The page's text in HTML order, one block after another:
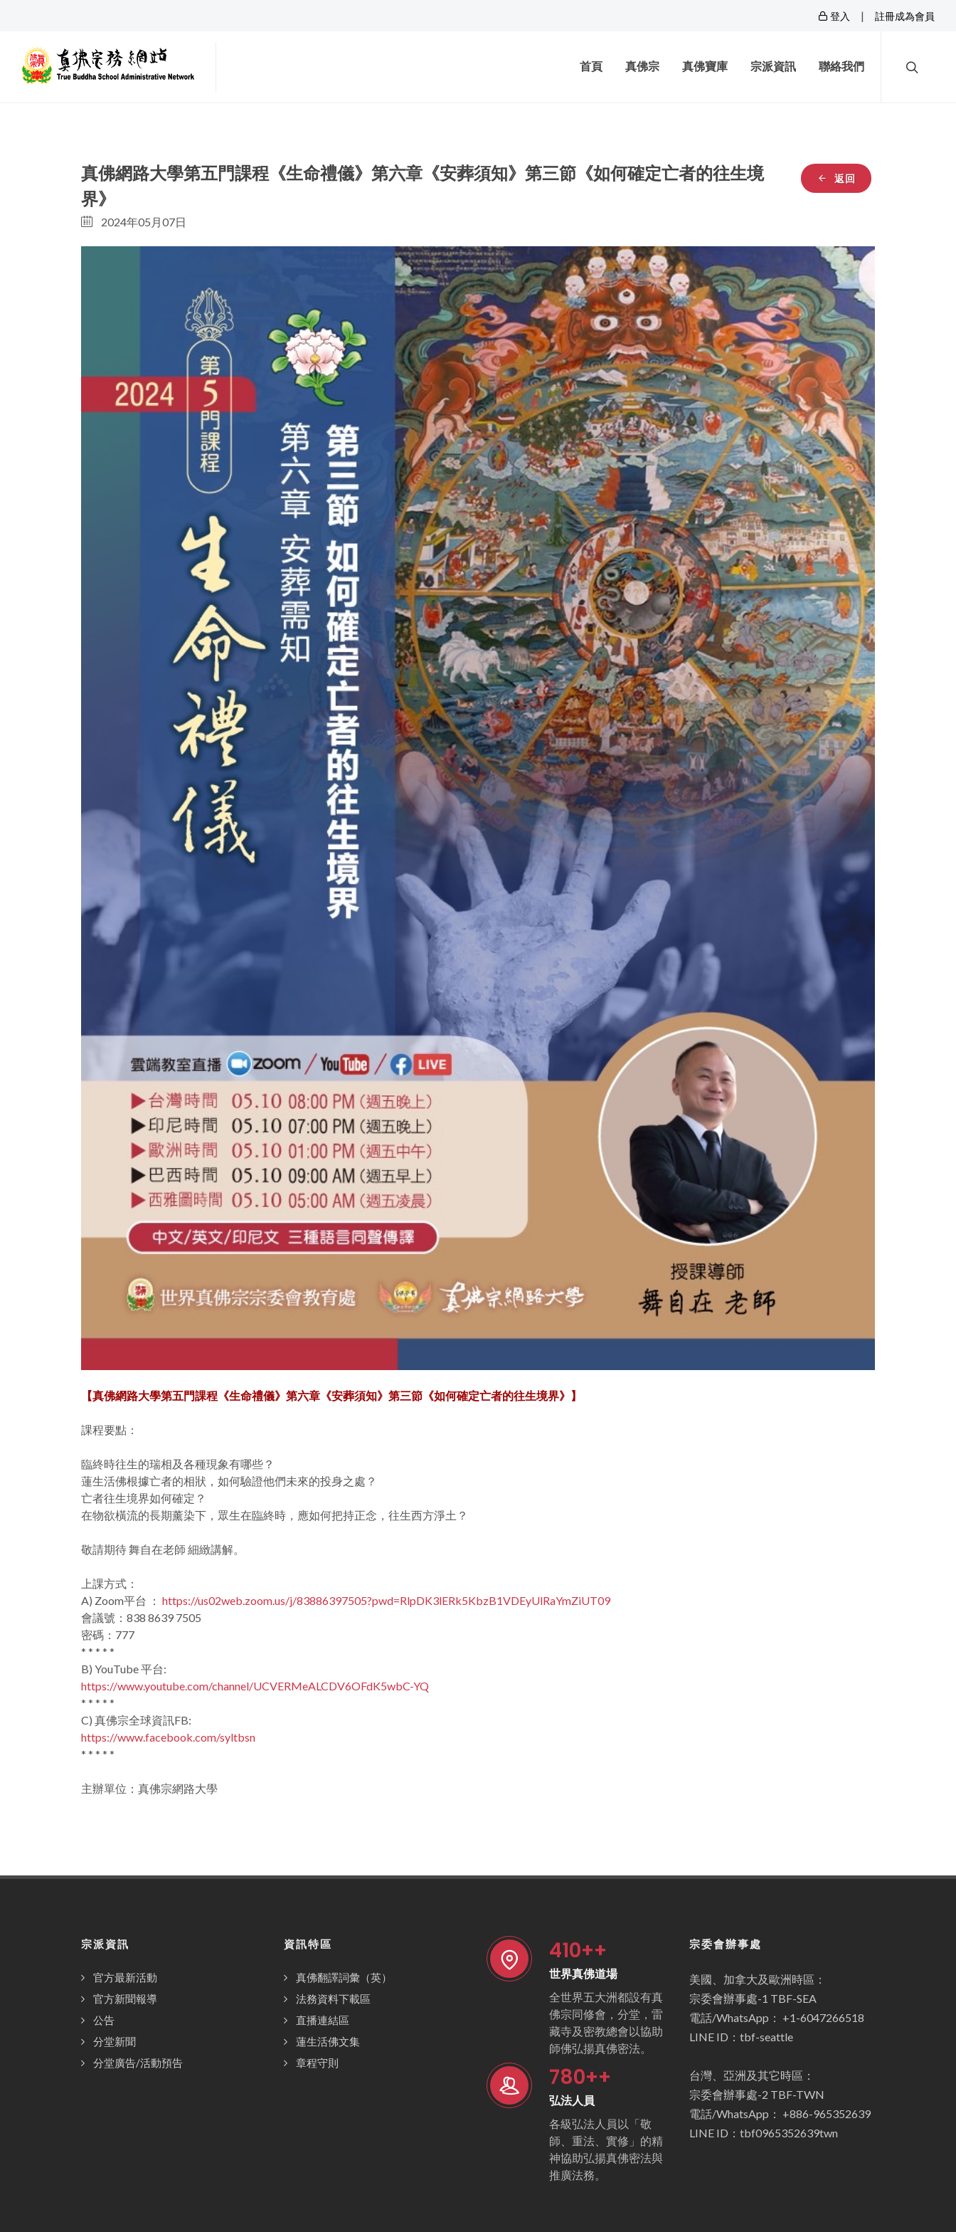
登入 | 註冊成為會員
首頁 真佛宗 真佛寶庫 宗派資訊 聯絡我們
返回
真佛網路大學第五門課程《生命禮儀》第六章《安葬須知》第三節《如何確定亡者的往生境
界》
2024年05月07日
【真佛網路大學第五門課程《生命禮儀》第六章《安葬須知》第三節《如何確定亡者的往生境界》】
課程要點：
臨終時往生的瑞相及各種現象有哪些？
蓮生活佛根據亡者的相狀，如何驗證他們未來的投身之處？
亡者往生境界如何確定？
在物欲橫流的長期薰染下，眾生在臨終時，應如何把持正念，往生西方淨土？
敬請期待 舞自在老師 細緻講解。
上課方式：
A) Zoom平台 ： https://us02web.zoom.us/j/83886397505?pwd=RlpDK3lERk5KbzB1VDEyUlRaYmZiUT09
會議號：838 8639 7505
密碼：777
* * * * *
B) YouTube 平台:
https://www.youtube.com/channel/UCVERMeALCDV6OFdK5wbC-YQ
* * * * *
C) 真佛宗全球資訊FB:
https://www.facebook.com/syltbsn
* * * * *
主辦單位：真佛宗網路大學
宗派資訊
官方最新活動
官方新聞報導
公告
分堂新聞
分堂廣告/活動預告
資訊特區
真佛翻譯詞彙（英）
法務資料下載區
直播連結區
蓮生活佛文集
章程守則
410++
世界真佛道場
全世界五大洲都設有真
佛宗同修會，分堂，雷
藏寺及密教總會以協助
師佛弘揚真佛密法。
780++
弘法人員
各級弘法人員以「敬
師、重法、實修」的精
神協助弘揚真佛密法與
推廣法務。
宗委會辦事處
美國、加拿大及歐洲時區：
宗委會辦事處-1 TBF-SEA
電話/WhatsApp： +1-6047266518
LINE ID：tbf-seattle
台灣、亞洲及其它時區：
宗委會辦事處-2 TBF-TWN
電話/WhatsApp： +886-965352639
LINE ID：tbf0965352639twn